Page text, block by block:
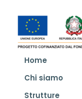
Home
Chi siamo
Strutture